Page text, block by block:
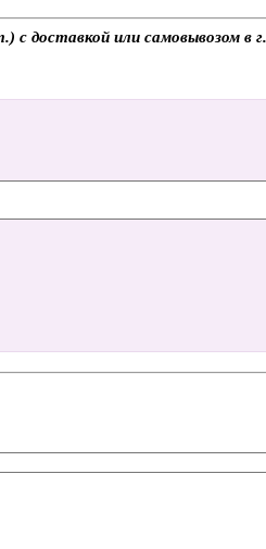
доставкой или самовывозом